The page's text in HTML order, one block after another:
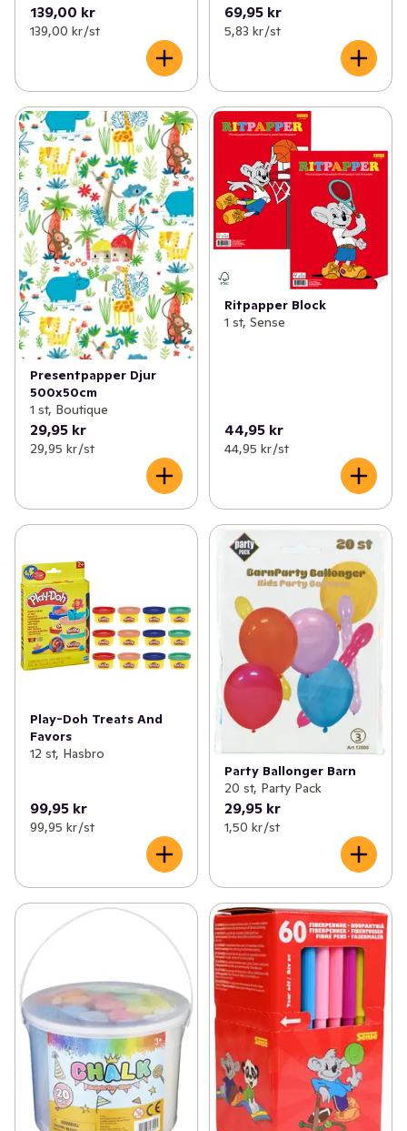
139,00 kr
139,00 kr /st
69,95 kr
5,83 kr /st
Presentpapper Djur
500x50cm
1 st, Boutique
29,95 kr
29,95 kr /st
Ritpapper Block
1 st, Sense
44,95 kr
44,95 kr /st
Play-Doh Treats And
Favors
12 st, Hasbro
99,95 kr
99,95 kr /st
Party Ballonger Barn
20 st, Party Pack
29,95 kr
1,50 kr /st